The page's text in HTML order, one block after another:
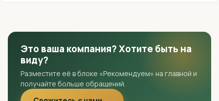
Это ваша компания? Хотите быть на
виду?
Разместите её в блоке «Рекомендуем» на главной и
получайте больше обращений.